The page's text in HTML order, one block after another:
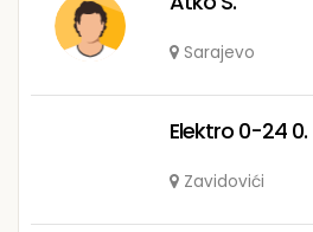
Sarajevo
Elektro 0-24 0.
Zavidovići